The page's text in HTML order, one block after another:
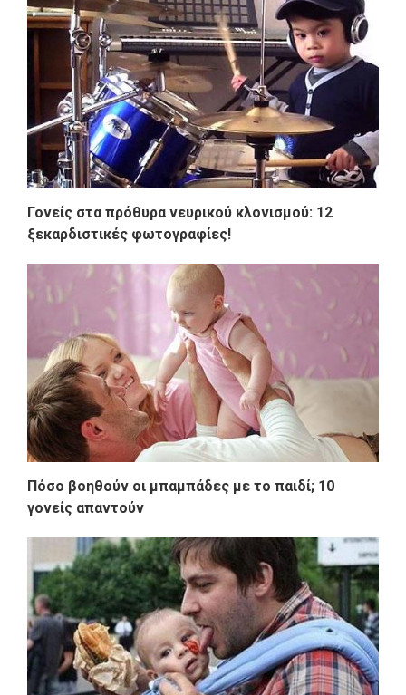
Γονείς στα πρόθυρα νευρικού κλονισμού: 12
ξεκαρδιστικές φωτογραφίες!
Πόσο βοηθούν οι μπαμπάδες με το παιδί; 10
γονείς απαντούν